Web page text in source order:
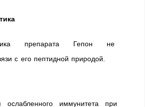
препарата Гепон не
с его пептидной природой.
ослабленного иммунитета при